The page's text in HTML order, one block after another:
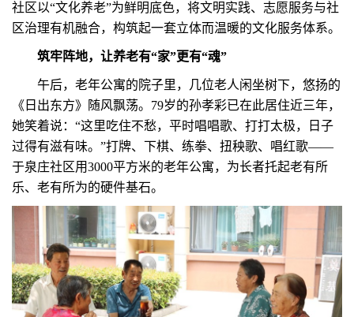
社区以“文化养老”为鲜明底色，将文明实践、志愿服务与社
区治理有机融合，构筑起一套立体而温暖的文化服务体系。
筑牢阵地，让养老有“家”更有“魂”
午后，老年公寓的院子里，几位老人闲坐树下，悠扬的
《日出东方》随风飘荡。79岁的孙孝彩已在此居住近三年，
她笑着说：“这里吃住不愁，平时唱唱歌、打打太极，日子
过得有滋有味。”打牌、下棋、练拳、扭秧歌、唱红歌——
于泉庄社区用3000平方米的老年公寓，为长者托起老有所
乐、老有所为的硬件基石。